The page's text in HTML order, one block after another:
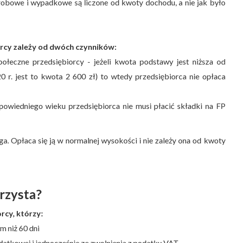
i wypadkowe są liczone od kwoty dochodu, a nie jak było
zależy od dwóch czynników:
przedsiębiorcy - jeżeli kwota podstawy jest niższa od
r. jest to kwota 2 600 zł) to wtedy przedsiębiorca nie opłaca
wieku przedsiębiorca nie musi płacić składki na FP
Opłaca się ją w normalnej wysokości i nie zależy ona od kwoty
którzy:
niż 60 dni